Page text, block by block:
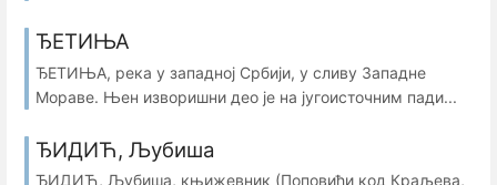
ЂЕТИЊА
ЂЕТИЊА, река у западној Србији, у сливу Западне
Мораве. Њен изворишни део је на југоисточним пади...
ЂИДИЋ, Љубиша
ЂИДИЋ, Љубиша, књижевник (Поповићи код Краљева,